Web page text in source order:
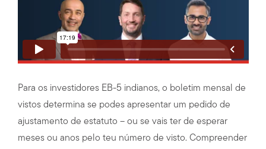
Para os investidores EB-5 indianos, o boletim mensal de
vistos determina se podes apresentar um pedido de
ajustamento de estatuto – ou se vais ter de esperar
meses ou anos pelo teu número de visto. Compreender